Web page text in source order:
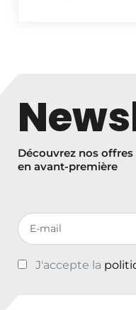
Découvrez nos
en avant-première
Votre adresse de
J'accepte la